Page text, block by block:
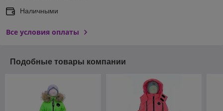
Наличными
Все условия оплаты
Подобные товары компании